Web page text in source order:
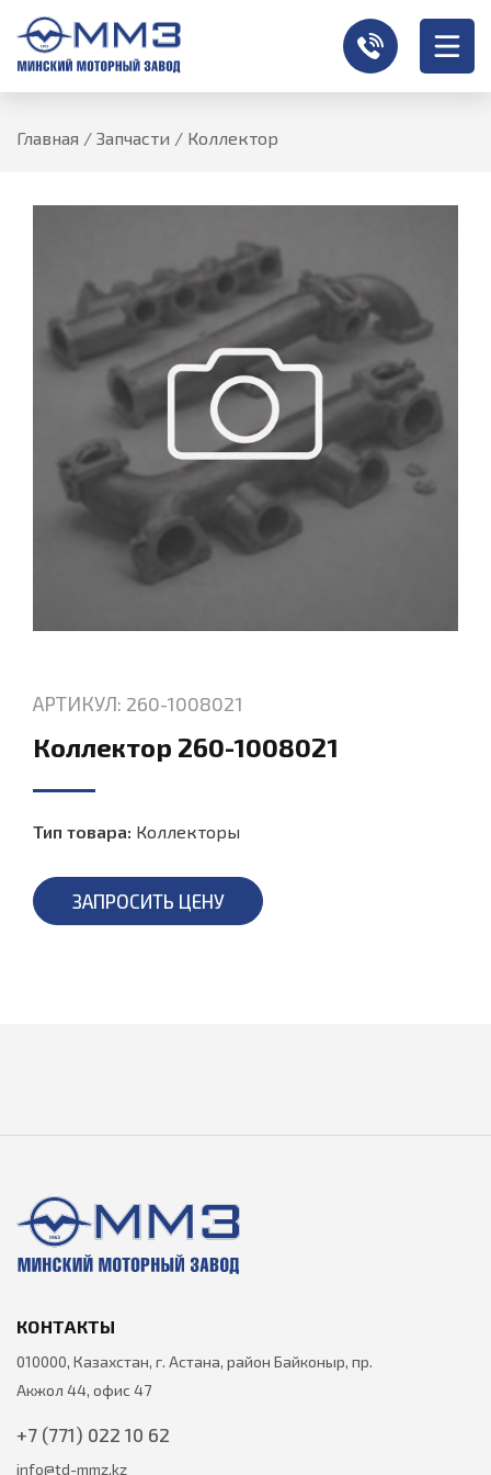
Главная / Запчасти / Коллектор
АРТИКУЛ: 260-1008021
Коллектор 260-1008021
Тип товара: Коллекторы
ЗАПРОСИТЬ ЦЕНУ
КОНТАКТЫ
010000, Казахстан, г. Астана, район Байконыр, пр.
Акжол 44, офис 47
+7 (771) 022 10 62
info@td-mmz.kz